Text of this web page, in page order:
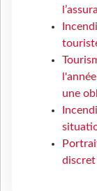
une
discret